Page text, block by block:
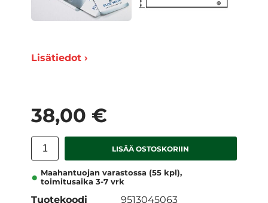
Lisätiedot ›
38,00 €
LISÄÄ OSTOSKORIIN
Maahantuojan varastossa (55 kpl),
toimitusaika 3-7 vrk
Tuotekoodi 9513045063